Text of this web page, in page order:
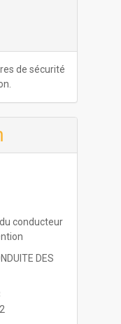
de sécurité
conducteur
DES